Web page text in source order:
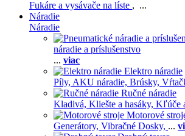
Fukáre a vysávače na líste , ...
Náradie
Náradie
náradie a príslušenstvo
... viac
Elektro náradie
Píly, AKU náradie, Brúsky,
Ručné náradie
Kladivá, Kliešte a hasáky, Kľúče
Motorové
Generátory, Vibračné Dosky, ...